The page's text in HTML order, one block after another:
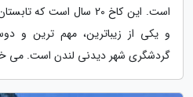
است. این کاخ 20 سال است
و یکی از زیباترین، مهم ترین و
گردشگری شهر دیدنی لندن است. می